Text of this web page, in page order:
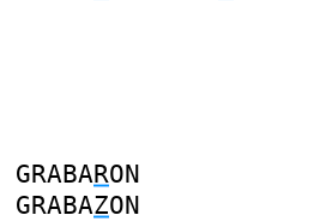
GRABARON
GRABAZON